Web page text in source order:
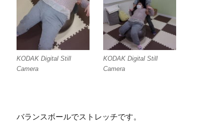
KODAK Digital Still
Camera
KODAK Digital Still
Camera
バランスボールでストレッチです。